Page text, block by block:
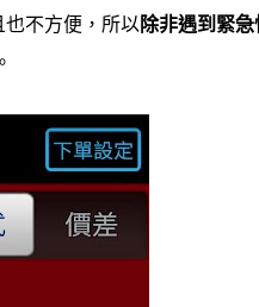
不方便，所以除非遇到緊